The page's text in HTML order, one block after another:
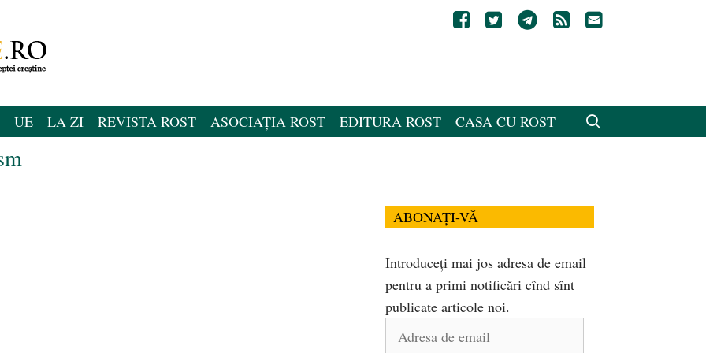
UE LA ZI REVISTA ROST ASOCIAȚIA ROST EDITURA ROST CASA CU ROST
ABONAȚI-VĂ
Introduceți mai jos adresa de email
pentru a primi notificări cînd sînt
publicate articole noi.
Adresa